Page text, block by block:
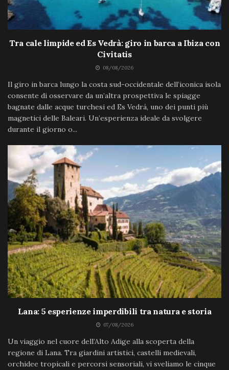
Tra cale limpide ed Es Vedrà: giro in barca a Ibiza con
Civitatis
08/08/2026
Il giro in barca lungo la costa sud-occidentale dell’iconica isola
consente di osservare da un’altra prospettiva le spiagge
bagnate dalle acque turchesi ed Es Vedrá, uno dei punti più
magnetici delle Baleari. Un’esperienza ideale da svolgere
durante il giorno o...
Lana: 5 esperienze imperdibili tra natura e storia
07/08/2026
Un viaggio nel cuore dell’Alto Adige alla scoperta della
regione di Lana. Tra giardini artistici, castelli medievali,
orchidee tropicali e percorsi sensoriali, vi sveliamo le cinque